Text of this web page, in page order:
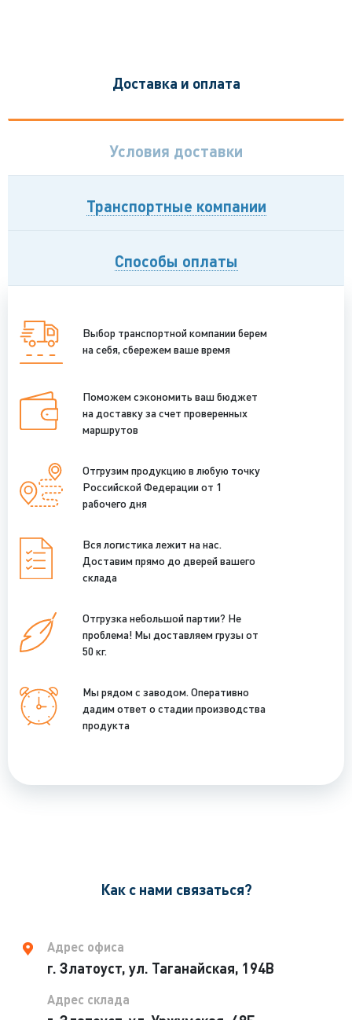
Доставка и оплата
Условия доставки
Транспортные компании
Способы оплаты
Выбор транспортной компании берем
на себя, сбережем ваше время
Поможем сэкономить ваш бюджет
на доставку за счет проверенных
маршрутов
Отгрузим продукцию в любую точку
Российской Федерации от 1
рабочего дня
Вся логистика лежит на нас.
Доставим прямо до дверей вашего
склада
Отгрузка небольшой партии? Не
проблема! Мы доставляем грузы от
50 кг.
Мы рядом с заводом. Оперативно
дадим ответ о стадии производства
продукта
Как с нами связаться?
Адрес офиса
г. Златоуст, ул. Таганайская, 194В
Адрес склада